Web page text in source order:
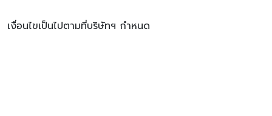
เงื่อนไขเป็นไปตามที่บริษัทฯ กำหนด